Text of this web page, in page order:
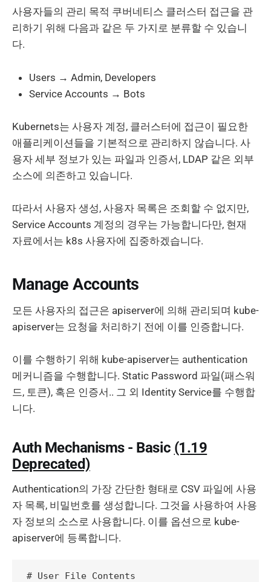
사용자들의 관리 목적 쿠버네티스 클러스터 접근을 관
리하기 위해 다음과 같은 두 가지로 분류할 수 있습니
다.
Users → Admin, Developers
Service Accounts → Bots
Kubernets는 사용자 계정, 클러스터에 접근이 필요한
애플리케이션들을 기본적으로 관리하지 않습니다. 사
용자 세부 정보가 있는 파일과 인증서, LDAP 같은 외부
소스에 의존하고 있습니다.
따라서 사용자 생성, 사용자 목록은 조회할 수 없지만,
Service Accounts 계정의 경우는 가능합니다만, 현재
자료에서는 k8s 사용자에 집중하겠습니다.
Manage Accounts
모든 사용자의 접근은 apiserver에 의해 관리되며 kube-
apiserver는 요청을 처리하기 전에 이를 인증합니다.
이를 수행하기 위해 kube-apiserver는 authentication
메커니즘을 수행합니다. Static Password 파일(패스워
드, 토큰), 혹은 인증서.. 그 외 Identity Service를 수행합
니다.
Auth Mechanisms - Basic (1.19
Deprecated)
Authentication의 가장 간단한 형태로 CSV 파일에 사용
자 목록, 비밀번호를 생성합니다. 그것을 사용하여 사용
자 정보의 소스로 사용합니다. 이를 옵션으로 kube-
apiserver에 등록합니다.
# User File Contents